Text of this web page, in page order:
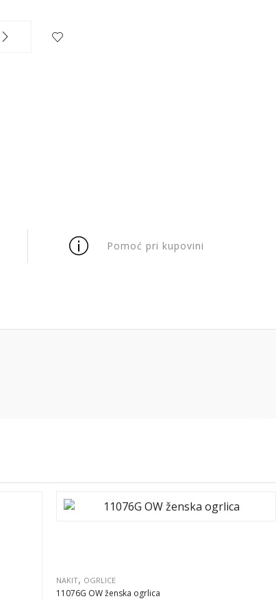
Pomoć pri kupovini
NAKIT, OGRLICE
11076G OW ženska ogrlica